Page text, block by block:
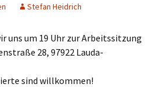
Stefan Heidrich
uns um 19 Uhr zur Arbeitssitzung
28, 97922 Lauda-
sind willkommen!